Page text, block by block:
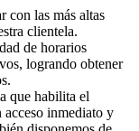
con las más altas
clientela.
de horarios
logrando obtener
que habilita el
acceso inmediato y